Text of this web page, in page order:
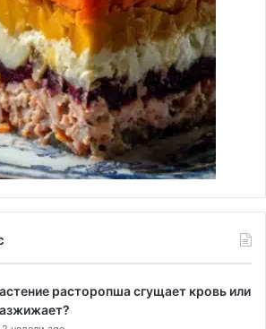
расторопша сгущает кровь или